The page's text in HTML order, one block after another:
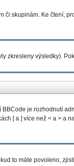
či skupinám. Ke čtení,
zkresleny výsledky).
je rozhodnutí
[ a ] více než < a > a
to máte povoleno,